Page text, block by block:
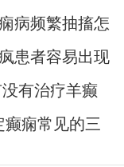
病频繁抽搐怎
患者容易出现
有治疗羊癫
癫痫常见的三